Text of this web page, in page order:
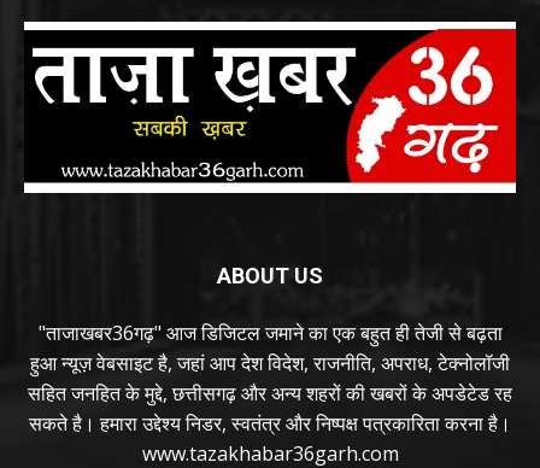
ABOUT US
"ताजाखबर36गढ़" आज डिजिटल जमाने का एक बहुत ही तेजी से बढ़ता
हुआ न्यूज़ वेबसाइट है, जहां आप देश विदेश, राजनीति, अपराध, टेक्नोलॉजी
सहित जनहित के मुद्दे, छत्तीसगढ़ और अन्य शहरों की खबरों के अपडेटेड रह
सकते है। हमारा उद्देश्य निडर, स्वतंत्र और निष्पक्ष पत्रकारिता करना है।
www.tazakhabar36garh.com